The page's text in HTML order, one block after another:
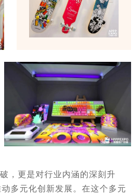
，更是对行业内涵的深刻升
多元化创新发展。在这个多元